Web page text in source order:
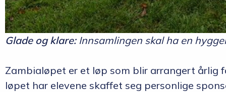
Glade og klare:Innsamlingen skal ha en
Zambialøpet er et løp som blir arrangert årlig
løpet har elevene skaffet seg personlige